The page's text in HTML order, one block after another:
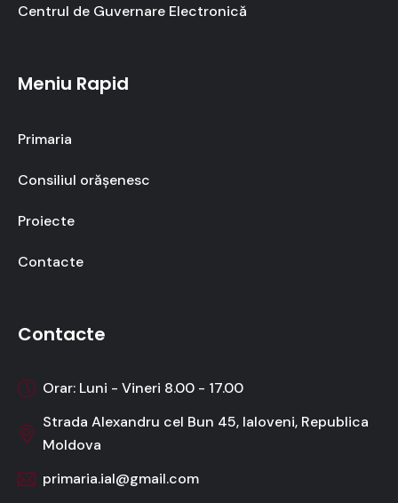
Centrul de Guvernare Electronică
Meniu Rapid
Primaria
Consiliul orășenesc
Proiecte
Contacte
Contacte
Orar: Luni - Vineri 8.00 - 17.00
Strada Alexandru cel Bun 45, Ialoveni, Republica
Moldova
primaria.ial@gmail.com